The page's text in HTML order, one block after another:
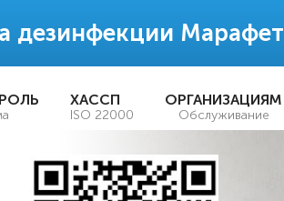
дезинфекции Марафет
ХАССП
ISO 22000
ОРГАНИЗАЦИЯМ
Обслуживание